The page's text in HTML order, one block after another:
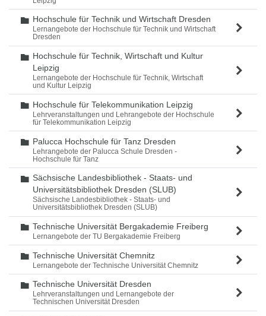
Ordner
Hochschule für Technik und Wirtschaft Dresden
Lernangebote der Hochschule für Technik und Wirtschaft
Dresden
Ordner
Hochschule für Technik, Wirtschaft und Kultur
Leipzig
Lernangebote der Hochschule für Technik, Wirtschaft
und Kultur Leipzig
Ordner
Hochschule für Telekommunikation Leipzig
Lehrveranstaltungen und Lehrangebote der Hochschule
für Telekommunikation Leipzig
Ordner
Palucca Hochschule für Tanz Dresden
Lehrangebote der Palucca Schule Dresden -
Hochschule für Tanz
Ordner
Sächsische Landesbibliothek - Staats- und
Universitätsbibliothek Dresden (SLUB)
Sächsische Landesbibliothek - Staats- und
Universitätsbibliothek Dresden (SLUB)
Ordner
Technische Universität Bergakademie Freiberg
Lernangebote der TU Bergakademie Freiberg
Ordner
Technische Universität Chemnitz
Lernangebote der Technische Universität Chemnitz
Ordner
Technische Universität Dresden
Lehrveranstaltungen und Lernangebote der
Technischen Universität Dresden